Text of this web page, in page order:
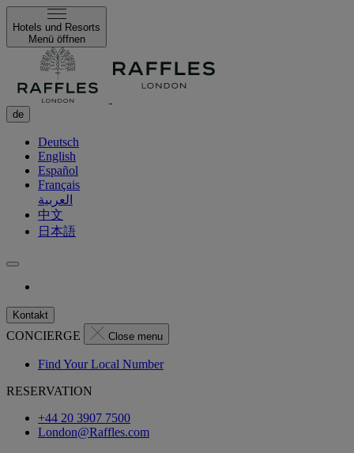
Hotels und Resorts
Menü öffnen
de
Deutsch
English
Español
Français
العربية
中文
日本語
Kontakt
CONCIERGE Close menu
Find Your Local Number
RESERVATION
+44 20 3907 7500
London@Raffles.com